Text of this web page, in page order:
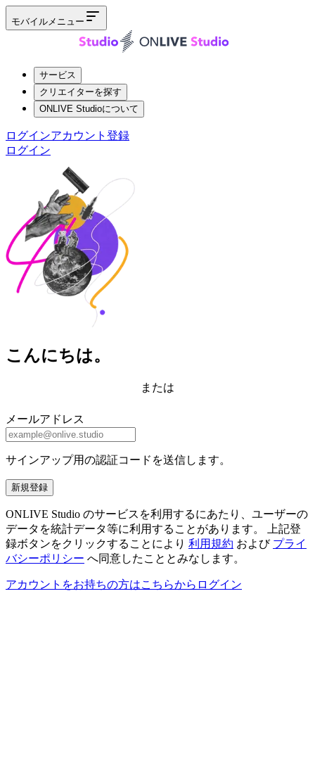
モバイルメニュー
サービス
クリエイターを探す
ONLIVE Studioについて
ログインアカウント登録
ログイン
こんにちは。
または
メールアドレス
サインアップ用の認証コードを送信します。
新規登録
ONLIVE Studio のサービスを利用するにあたり、ユーザーの
データを統計データ等に利用することがあります。 上記登
録ボタンをクリックすることにより 利用規約 および プライ
バシーポリシー へ同意したこととみなします。
アカウントをお持ちの方はこちらからログイン